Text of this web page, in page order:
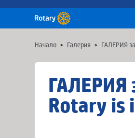
Начало > Галерия > ГАЛЕРИЯ
ГАЛЕРИЯ
Rotary is